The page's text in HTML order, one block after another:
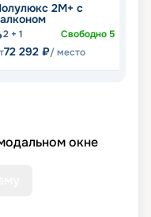
2М+ с
2 + 1 Свободно5
72 292 ₽/ место
окне